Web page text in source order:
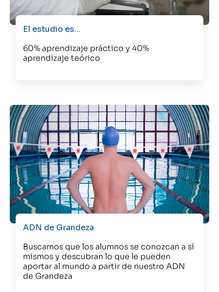
El estudio es…
60% aprendizaje práctico y 40%
aprendizaje teórico
ADN de Grandeza
Buscamos que los alumnos se conozcan a sí
mismos y descubran lo que le pueden
aportar al mundo a partir de nuestro ADN
de Grandeza